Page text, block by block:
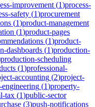
improvement (1)process-
safety (1)procurement
(1)product-management
(1)product-pages
(1)product-
dashboards (1)production-
production-scheduling
(1)professional-
accounting (2)project-
(1)property-
tax (1)public-sector
(3)push-notifications